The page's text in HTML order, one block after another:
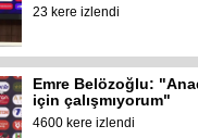
23 kere izlendi
Emre Belözoğlu:
için çalışmıyorum"
4600 kere izlendi